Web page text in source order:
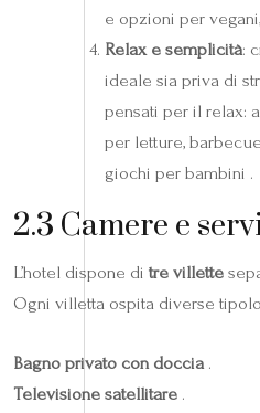
e opzioni per
Relax e semplicità:
ideale sia priva di
pensati per il relax:
per letture,
giochi per bambini .
2.3 Camere e
L’hotel dispone di tre villette
Ogni villetta ospita diverse
Bagno privato con doccia.
Televisione satellitare .